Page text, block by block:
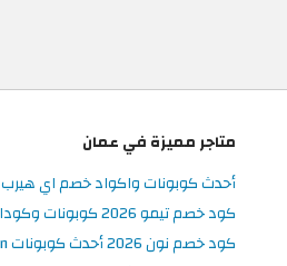
متاجر مميزة في عمان
أحدث كوبونات واكواد خصم اي هيرب 2026 حتى 25% في iHerb عُمان
كود خصم تيمو 2026 كوبونات وكودات TEMU حتى 90% على الطلبات
كود خصم نون 2026 أحدث كوبونات Noon حتى 80% على المنتجات